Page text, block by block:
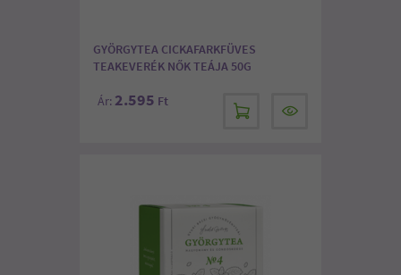
GYÖRGYTEA CICKAFARKFÜVES
TEAKEVERÉK NŐK TEÁJA 50G
Ár: 2.595 Ft